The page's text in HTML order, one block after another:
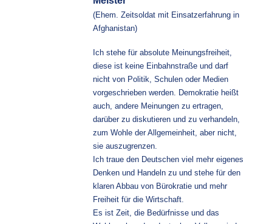
(Ehem. Zeitsoldat mit Einsatzerfahrung in
Afghanistan)
Ich stehe für absolute Meinungsfreiheit,
diese ist keine Einbahnstraße und darf
nicht von Politik, Schulen oder Medien
vorgeschrieben werden. Demokratie heißt
auch, andere Meinungen zu ertragen,
darüber zu diskutieren und zu verhandeln,
zum Wohle der Allgemeinheit, aber nicht,
sie auszugrenzen.
Ich traue den Deutschen viel mehr eigenes
Denken und Handeln zu und stehe für den
klaren Abbau von Bürokratie und mehr
Freiheit für die Wirtschaft.
Es ist Zeit, die Bedürfnisse und das